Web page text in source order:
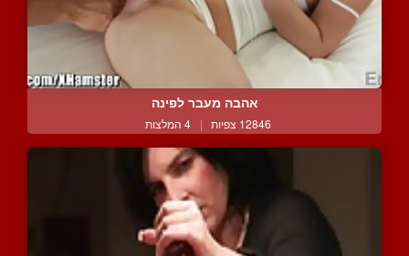
אהבה מעבר לפינה
12846 צפיות | 4 המלצות